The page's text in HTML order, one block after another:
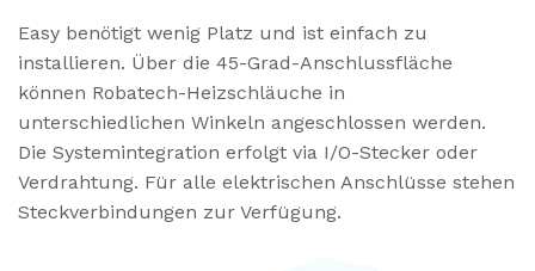
Easy benötigt wenig Platz und ist einfach zu
installieren. Über die 45-Grad-Anschlussfläche
können Robatech-Heizschläuche in
unterschiedlichen Winkeln angeschlossen werden.
Die Systemintegration erfolgt via I/O-Stecker oder
Verdrahtung. Für alle elektrischen Anschlüsse stehen
Steckverbindungen zur Verfügung.